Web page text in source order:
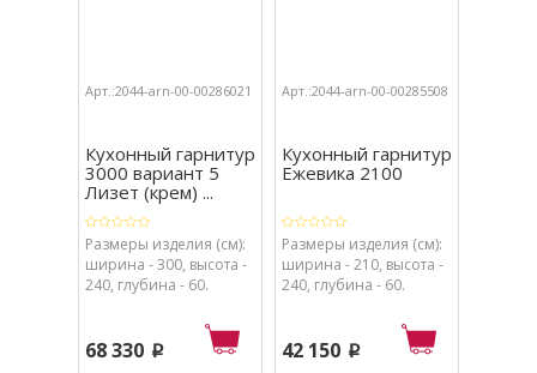
Арт.:2044-arn-00-00286021
Кухонный гарнитур
3000 вариант 5
Лизет (крем) ...
Размеры изделия (см):
ширина - 300, высота -
240, глубина - 60.
68 330 p
Арт.:2044-arn-00-00285508
Кухонный гарнитур
Ежевика 2100
Размеры изделия (см):
ширина - 210, высота -
240, глубина - 60.
42 150 p